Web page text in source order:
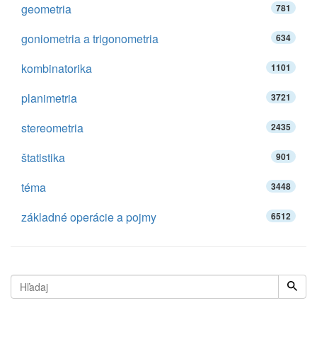
geometria 781
goniometria a trigonometria 634
kombinatorika 1101
planimetria 3721
stereometria 2435
štatistika 901
téma 3448
základné operácie a pojmy 6512